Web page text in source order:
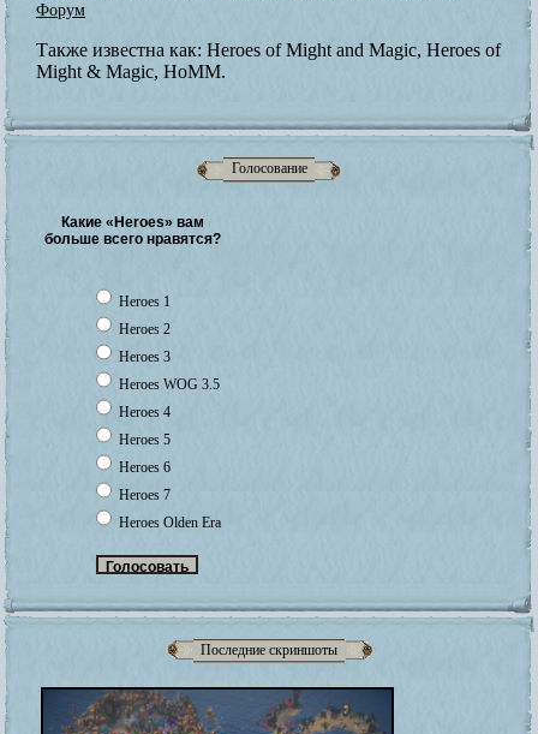
Голосование
Какие «Heroes» вам
больше всего нравятся?
Heroes 1
Heroes 2
Heroes 3
Heroes WOG 3.5
Heroes 4
Heroes 5
Heroes 6
Heroes 7
Heroes Olden Era
Последние скриншоты
Форум
Также известна как: Heroes of Might and Magic, Heroes of
Might & Magic, HoMM.